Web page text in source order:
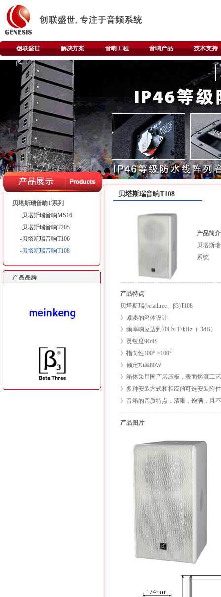
创联盛世 解决方案 音响工程 音响产品 技术支持
贝塔斯瑞音响T系列
-贝塔斯瑞音响MS16
-贝塔斯瑞音响T205
-贝塔斯瑞音响T106
-贝塔斯瑞音响T108
贝塔斯瑞音响T108
产品简介
贝塔斯
系统
产品特点
贝塔斯瑞(betathree、β3)T108
》紧凑的箱体设计
》频率响应达到70Hz-17kHz（-3dB）
》灵敏度94dB
》指向性100° ×100°
》额定功率80W
》箱体采用国产层压板，表面烤漆工
》多种安装方式和相应的可选安装附
》音箱的音质特点：清晰，饱满，且
产品图片